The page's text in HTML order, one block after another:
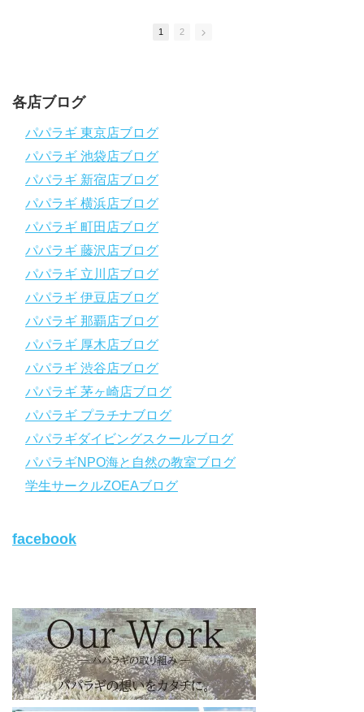
ダイビングのこんな情報を知りたいなどありましたらコメントを
～～～～～～～～～～～～～～～～～～～～～～～～～～～～
1986年創業！国内最大規模のスキューバダイビングスクール。
センス認定実績。
～～～～～～～～～～～～～～～～～～～～～～～～～～～～
【スマホで見れるWebマニュアル！】
動画の内容をまとめたwebマニュアルをご覧いただけます！
パパラギ公式LINEにご登録の上、メニューから「動画資料」を
タップ！
↓↓↓↓↓↓こちら
https://www.papalagi.co.jp/lp/line_registration/.
＿＿＿＿＿＿＿＿＿＿＿＿＿＿＿＿＿＿＿＿＿＿＿＿＿＿＿＿
https://www.papalagi.co.jp/lp/line_registration/.
YouTubeで言えない話をこっそり配信
◆ライセンス取得の前に知っておきたい情報満載の動画はコチラ
https://youtu.be/UBiZ64WlU7c?si=I5rkY-mkfTCxZVn7
◆ライセンス取得コースについて知りたい方はコチラ
ode
【パパラギダイビングスクール ホームページ】
https://www.papalagi.co.jp
旬な海の情報はコチラから！
日々の活動状況や報告はXで公開中！
https://x.com/papalagidivers?s=20
【パパラギダイビングスクール Blog
】
お得なイベント告知やツアー情報を知りたい方へ
https://papalagi-blog.com/
1 2
各店ブログ
パパラギ 東京店ブログ
パパラギ 池袋店ブログ
パパラギ 新宿店ブログ
パパラギ 横浜店ブログ
パパラギ 町田店ブログ
パパラギ 藤沢店ブログ
パパラギ 立川店ブログ
パパラギ 伊豆店ブログ
パパラギ 那覇店ブログ
パパラギ 厚木店ブログ
パパラギ 渋谷店ブログ
パパラギ 茅ヶ崎店ブログ
パパラギ プラチナブログ
パパラギダイビングスクールブログ
パパラギNPO海と自然の教室ブログ
学生サークルZOEAブログ
facebook